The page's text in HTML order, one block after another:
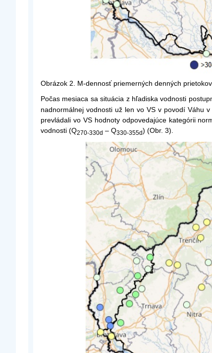
Obrázok 2. M-dennosť priemerných denných
Počas mesiaca sa situácia z hľadiska vodnosti
nadnormálnej vodnosti už len vo VS v povodí Váhu
prevládali vo VS hodnoty odpovedajúce kategórii
vodnosti (Q270-330d – Q330-355d) (Obr. 3).